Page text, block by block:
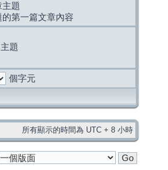
主題
的第一篇文章內容
主題
個字元
所有顯示的時間為 UTC + 8 小時